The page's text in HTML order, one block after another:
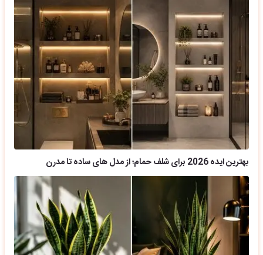
بهترین ایده 2026 برای شلف حمام؛ از مدل های ساده تا مدرن